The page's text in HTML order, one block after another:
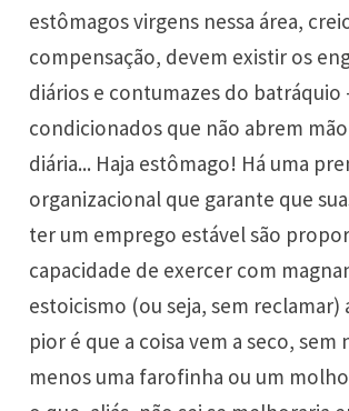
estômagos virgens nessa área,
compensação, devem existir os
diários e contumazes do batráquio
condicionados que não abrem
diária... Haja estômago! Há uma
organizacional que garante que
ter um emprego estável são
capacidade de exercer com
estoicismo (ou seja, sem reclamar)
pior é que a coisa vem a seco, sem
menos uma farofinha ou um